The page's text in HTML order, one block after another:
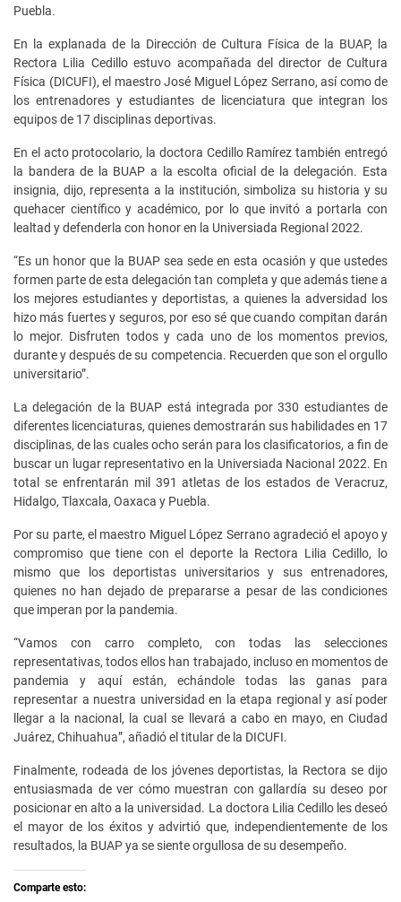
Puebla.
En la explanada de la Dirección de Cultura Física de la BUAP, la
Rectora Lilia Cedillo estuvo acompañada del director de Cultura
Física (DICUFI), el maestro José Miguel López Serrano, así como de
los entrenadores y estudiantes de licenciatura que integran los
equipos de 17 disciplinas deportivas.
En el acto protocolario, la doctora Cedillo Ramírez también entregó
la bandera de la BUAP a la escolta oficial de la delegación. Esta
insignia, dijo, representa a la institución, simboliza su historia y su
quehacer científico y académico, por lo que invitó a portarla con
lealtad y defenderla con honor en la Universiada Regional 2022.
“Es un honor que la BUAP sea sede en esta ocasión y que ustedes
formen parte de esta delegación tan completa y que además tiene a
los mejores estudiantes y deportistas, a quienes la adversidad los
hizo más fuertes y seguros, por eso sé que cuando compitan darán
lo mejor. Disfruten todos y cada uno de los momentos previos,
durante y después de su competencia. Recuerden que son el orgullo
universitario”.
La delegación de la BUAP está integrada por 330 estudiantes de
diferentes licenciaturas, quienes demostrarán sus habilidades en 17
disciplinas, de las cuales ocho serán para los clasificatorios, a fin de
buscar un lugar representativo en la Universiada Nacional 2022. En
total se enfrentarán mil 391 atletas de los estados de Veracruz,
Hidalgo, Tlaxcala, Oaxaca y Puebla.
Por su parte, el maestro Miguel López Serrano agradeció el apoyo y
compromiso que tiene con el deporte la Rectora Lilia Cedillo, lo
mismo que los deportistas universitarios y sus entrenadores,
quienes no han dejado de prepararse a pesar de las condiciones
que imperan por la pandemia.
“Vamos con carro completo, con todas las selecciones
representativas, todos ellos han trabajado, incluso en momentos de
pandemia y aquí están, echándole todas las ganas para
representar a nuestra universidad en la etapa regional y así poder
llegar a la nacional, la cual se llevará a cabo en mayo, en Ciudad
Juárez, Chihuahua”, añadió el titular de la DICUFI.
Finalmente, rodeada de los jóvenes deportistas, la Rectora se dijo
entusiasmada de ver cómo muestran con gallardía su deseo por
posicionar en alto a la universidad. La doctora Lilia Cedillo les deseó
el mayor de los éxitos y advirtió que, independientemente de los
resultados, la BUAP ya se siente orgullosa de su desempeño.
Comparte esto: